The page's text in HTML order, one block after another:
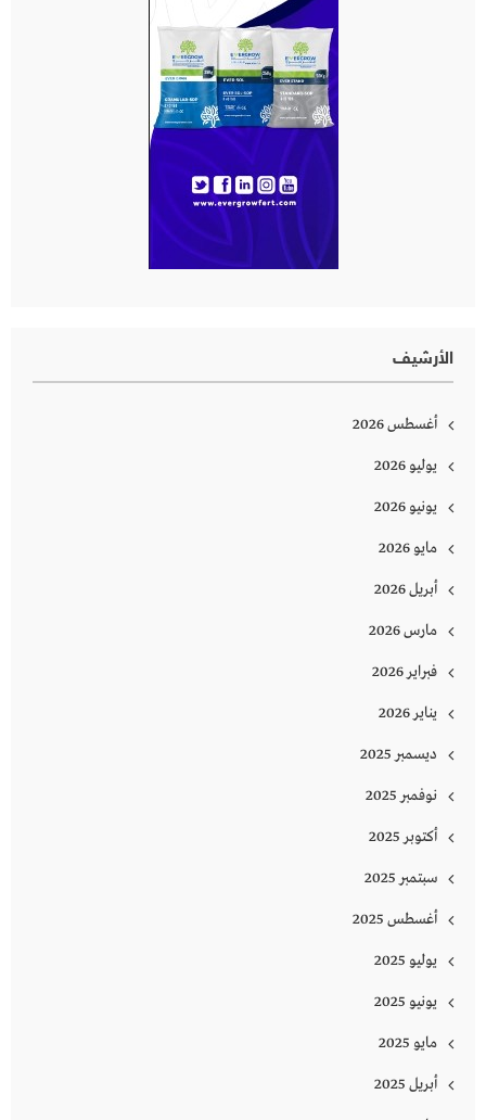
الأرشيف
أغسطس 2026
يوليو 2026
يونيو 2026
مايو 2026
أبريل 2026
مارس 2026
فبراير 2026
يناير 2026
ديسمبر 2025
نوفمبر 2025
أكتوبر 2025
سبتمبر 2025
أغسطس 2025
يوليو 2025
يونيو 2025
مايو 2025
أبريل 2025